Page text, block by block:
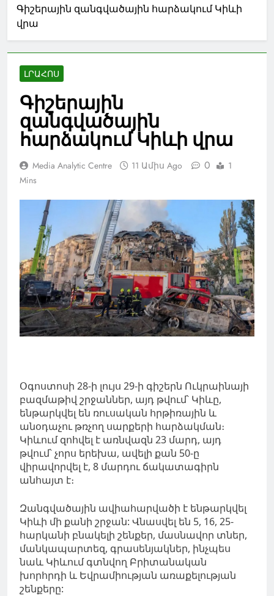
Գիշերային զանգվածային հարձակում Կիևի
վրա
ԼՐԱՀՈՍ
Գիշերային
զանգվածային
հարձակում Կիևի վրա
Media Analytic Centre 11 Ամիս Ago 0
1
Mins
Օգոստոսի 28-ի լույս 29-ի գիշերն Ուկրաինայի
բազմաթիվ շրջաններ, այդ թվում՝ Կիևը,
ենթարկվել են ռուսական հրթիռային և
անօդաչու թռչող սարքերի հարձակման։
Կիևում զոհվել է առնվազն 23 մարդ, այդ
թվում՝ չորս երեխա, ավելի քան 50-ը
վիրավորվել է, 8 մարդու ճակատագիրն
անհայտ է։
Զանգվածային ավիահարվածի է ենթարկվել
Կիևի մի քանի շրջան: Վնասվել են 5, 16, 25-
հարկանի բնակելի շենքեր, մասնավոր տներ,
մանկապարտեզ, գրասենյակներ, ինչպես
նաև Կիևում գտնվող Բրիտանական
խորհրդի և Եվրամիության առաքելության
շենքերը: